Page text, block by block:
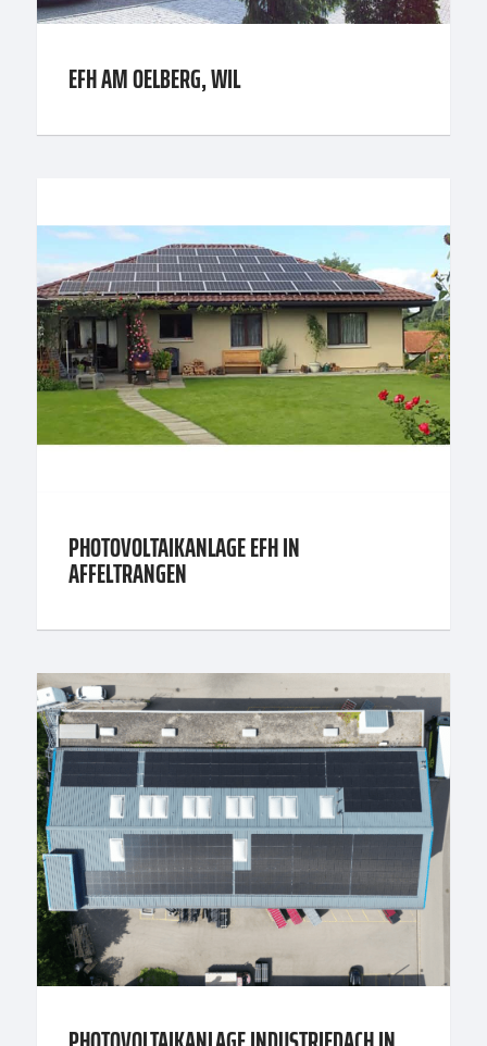
EFH AM OELBERG, WIL
PHOTOVOLTAIKANLAGE EFH IN
AFFELTRANGEN